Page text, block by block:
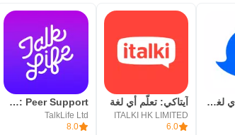
تعلم أي لغة أي لغة – uTalk آيتاكي: تعلّم أي لغة
ITALKI HK LIMITED
6.0
TalkLife: Peer Support
TalkLife Ltd
8.0